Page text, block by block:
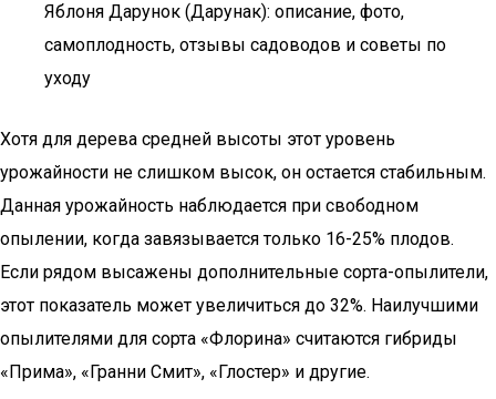
Яблоня Дарунок (Дарунак): описание, фото,
самоплодность, отзывы садоводов и советы по
уходу
Хотя для дерева средней высоты этот уровень
урожайности не слишком высок, он остается стабильным.
Данная урожайность наблюдается при свободном
опылении, когда завязывается только 16-25% плодов.
Если рядом высажены дополнительные сорта-опылители,
этот показатель может увеличиться до 32%. Наилучшими
опылителями для сорта «Флорина» считаются гибриды
«Прима», «Гранни Смит», «Глостер» и другие.